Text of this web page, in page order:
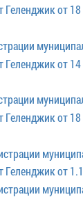
Геленджик от
Геленджик от
Геленджик от
Геленджик от